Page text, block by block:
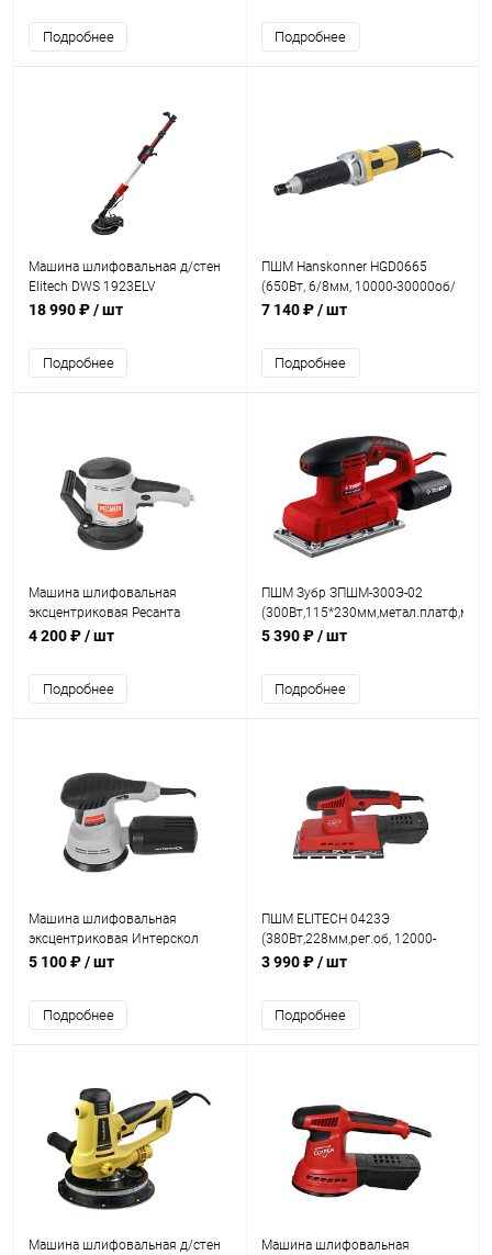
Подробнее Подробнее
Машина шлифовальная д/стен
Elitech DWS 1923ELV
(750Вт,1800об/мин,d=225мм)
18 990 ₽/ шт
Подробнее
ПШМ Hanskonner HGD0665
(650Вт, 6/8мм, 10000-30000об/
мин)
7 140 ₽/ шт
Подробнее
Машина шлифовальная
эксцентриковая Ресанта
ЭШМ-125Э (450Вт,125мм,4000-
4 200 ₽/ шт
Подробнее
ПШМ Зубр ЗПШМ-300Э-02
д/шкурки)
5 390 ₽/ шт
Подробнее
Машина шлифовальная
эксцентриковая Интерскол
ЭШМ-125/270Э (270Вт, 125мм,
5 100 ₽/ шт
Подробнее
ПШМ ELITECH 0423Э
(380Вт,228мм,рег.об, 12000-
24000об/мин,п/сборник)
3 990 ₽/ шт
Подробнее
Машина шлифовальная д/стен Машина шлифовальная